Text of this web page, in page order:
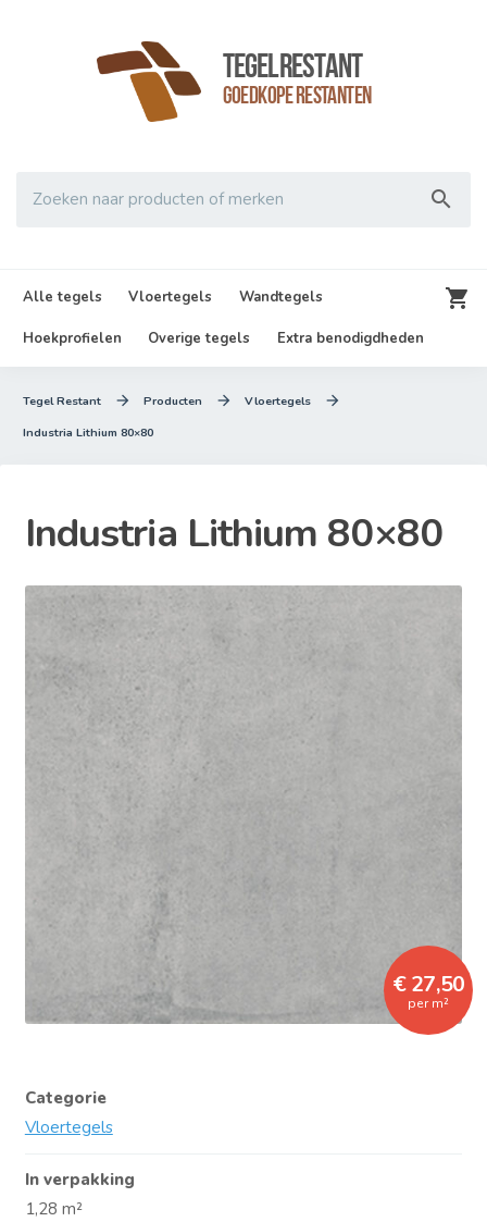
TegelRestant
Goedkope Restanten

Zoeken naar producten of merken
Alle tegels Vloertegels Wandtegels
Hoekprofielen Overige tegels Extra benodigdheden

Tegel Restant  Producten  Vloertegels 
Industria Lithium 80×80
Industria Lithium 80×80
€ 27,50
per m²
Categorie
Vloertegels
In verpakking
1,28 m²